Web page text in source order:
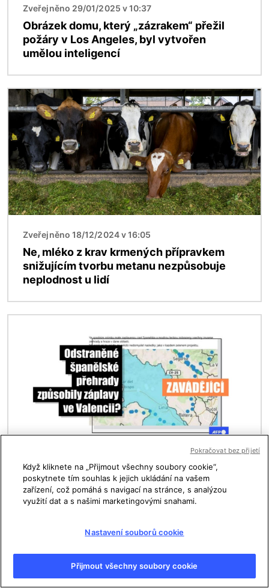
Zveřejněno 29/01/2025 v 10:37
Obrázek domu, který „zázrakem“ přežil
požáry v Los Angeles, byl vytvořen
umělou inteligencí
Obrázek
Zveřejněno 18/12/2024 v 16:05
Ne, mléko z krav krmených přípravkem
snižujícím tvorbu metanu nezpůsobuje
neplodnost u lidí
Zavádějící příspěvky spojují odstraňování
nefunkčních říčních bariér se záplavami
ve Valencii
Když kliknete na „Přijmout všechny soubory cookie“,
poskytnete tím souhlas k jejich ukládání na vašem
zařízení, což pomáhá s navigací na stránce, s analýzou
využití dat a s našimi marketingovými snahami.
Nastavení souborů cookie
Přijmout všechny soubory cookie
Pokračovat bez přijetí